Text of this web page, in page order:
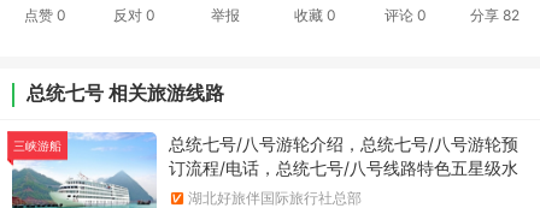
点赞 0 反对0 举报 收藏 0 评论 0 分享82
总统七号 相关旅游线路
三峡游船
总统七号/八号游轮介绍，总统七号/八号游轮预
订流程/电话，总统七号/八号线路特色五星级水
上皇宫，览三峡文化盛宴
湖北好旅伴国际旅行社总部